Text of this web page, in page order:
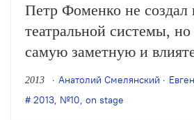
Петр Фоменко не создал
театральной системы,
самую заметную и
постсоветском театре
задаваясь целью охватить
2013 Анатолий Смелянский
2013, №10, on stage